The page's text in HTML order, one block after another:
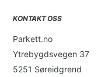
KONTAKT OSS
Parkett.no
Ytrebygdsvegen 37
5251 Søreidgrend